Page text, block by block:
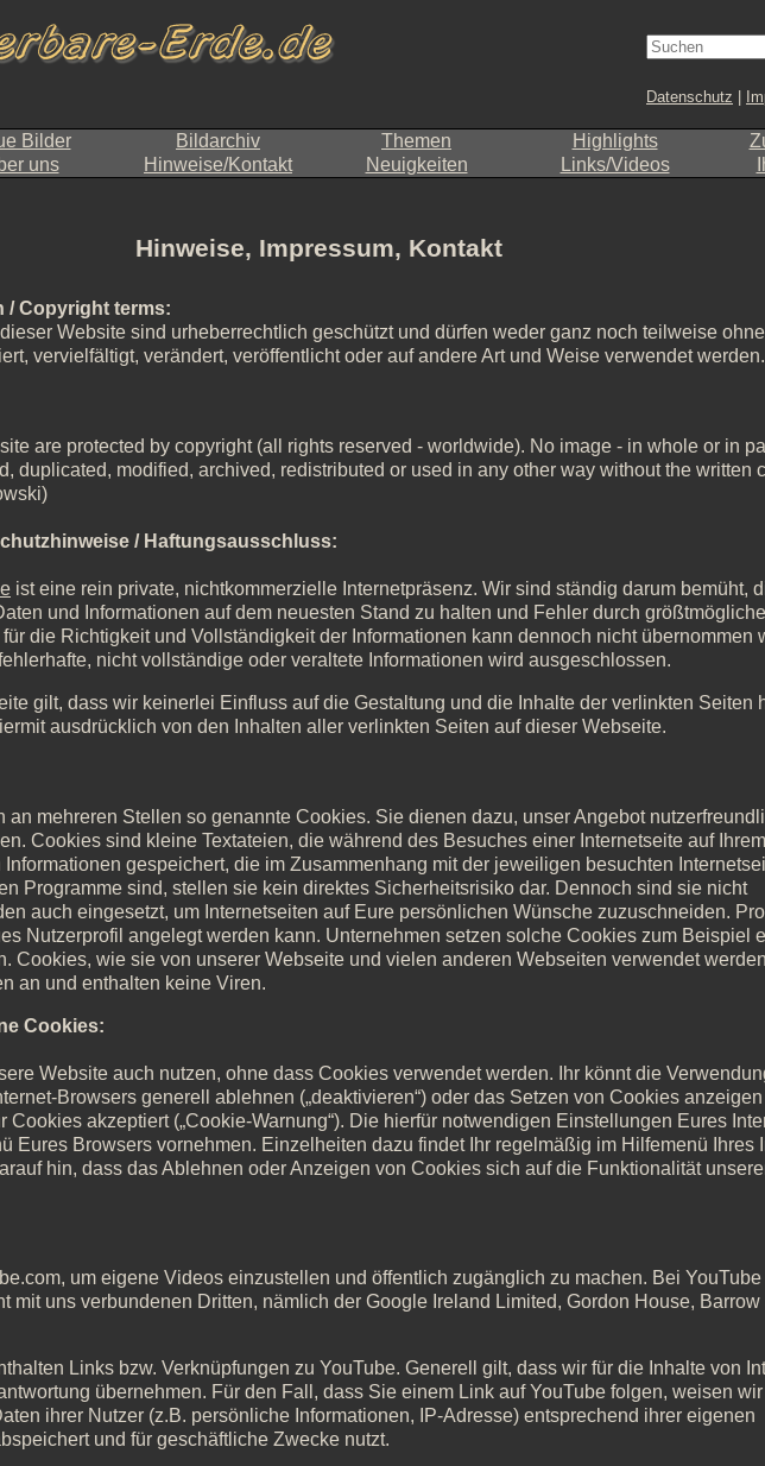
Datenschutz
Bilder Bildarchiv Themen Highlights
uns Hinweise/Kontakt Neuigkeiten Links/Videos
Hinweise, Impressum, Kontakt
/ Copyright terms:
Website sind urheberrechtlich geschützt und dürfen weder ganz noch teilweise
vervielfältigt, verändert, veröffentlicht oder auf andere Art und Weise verwendet
are protected by copyright (all rights reserved - worldwide). No image - in whole or in
duplicated, modified, archived, redistributed or used in any other way without the written
/ Haftungsausschluss:
ist eine rein private, nichtkommerzielle Internetpräsenz. Wir sind ständig darum bemüht,
und Informationen auf dem neuesten Stand zu halten und Fehler durch
die Richtigkeit und Vollständigkeit der Informationen kann dennoch nicht übernommen
nicht vollständige oder veraltete Informationen wird ausgeschlossen.
gilt, dass wir keinerlei Einfluss auf die Gestaltung und die Inhalte der verlinkten Seiten
ausdrücklich von den Inhalten aller verlinkten Seiten auf dieser Webseite.
an mehreren Stellen so genannte Cookies. Sie dienen dazu, unser Angebot
Cookies sind kleine Textateien, die während des Besuches einer Internetseite auf
gespeichert, die im Zusammenhang mit der jeweiligen besuchten
Programme sind, stellen sie kein direktes Sicherheitsrisiko dar. Dennoch sind sie nicht
auch eingesetzt, um Internetseiten auf Eure persönlichen Wünsche zuzuschneiden.
Nutzerprofil angelegt werden kann. Unternehmen setzen solche Cookies zum Beispiel
Cookies, wie sie von unserer Webseite und vielen anderen Webseiten verwendet
an und enthalten keine Viren.
Cookies:
Website auch nutzen, ohne dass Cookies verwendet werden. Ihr könnt die
Browsers generell ablehnen („deaktivieren“) oder das Setzen von Cookies
Cookies akzeptiert („Cookie-Warnung“). Die hierfür notwendigen Einstellungen Eures
Eures Browsers vornehmen. Einzelheiten dazu findet Ihr regelmäßig im Hilfemenü Ihres
hin, dass das Ablehnen oder Anzeigen von Cookies sich auf die Funktionalität
um eigene Videos einzustellen und öffentlich zugänglich zu machen. Bei
mit uns verbundenen Dritten, nämlich der Google Ireland Limited, Gordon House,
Links bzw. Verknüpfungen zu YouTube. Generell gilt, dass wir für die Inhalte von
übernehmen. Für den Fall, dass Sie einem Link auf YouTube folgen, weisen
ihrer Nutzer (z.B. persönliche Informationen, IP-Adresse) entsprechend ihrer eigenen
und für geschäftliche Zwecke nutzt.